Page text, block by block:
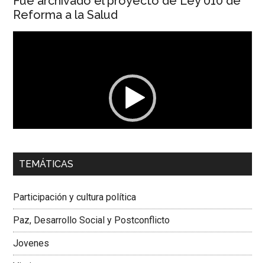
Reforma a la Salud
00:00 01:04
Dra. Carolina Corcho Mejía,Presidenta Corporación
Colombiana
TEMÁTICAS
Participación y cultura política
Paz, Desarrollo Social y Postconflicto
Jovenes